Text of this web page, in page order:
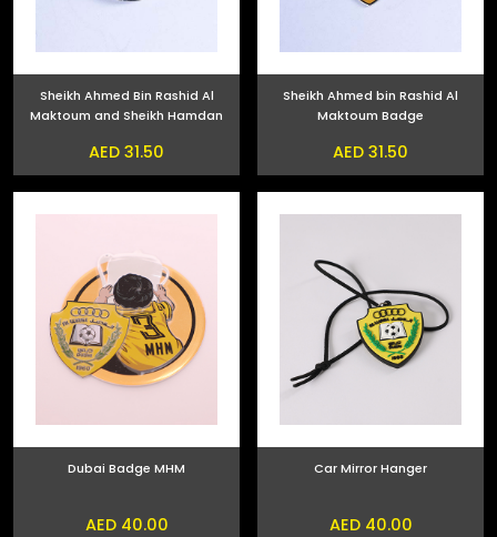
Sheikh Ahmed bin Rashid Al
Maktoum Badge
AED 31.50
Sheikh Ahmed Bin Rashid Al
Maktoum and Sheikh Hamdan
Maktoum Phone Sticker
AED 31.50
Car Mirror Hanger
AED 40.00
Dubai Badge MHM
AED 40.00